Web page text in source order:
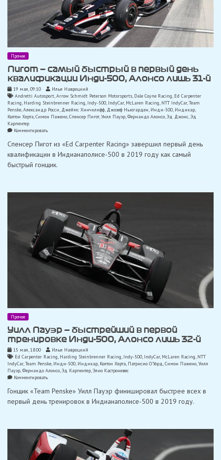
Прочее
Пигот — самый быстрый в первый день
квалификации Инди-500, Алонсо лишь 31-й
19 мая, 09:10
Илья Навроцкий
Andretti Autosport,Arrow Schmidt Peterson Motorsports, Dale Coyne Racing, Ed Carpenter
Racing, Harding Steinbrenner Racing, Indy-500, IndyCar, McLaren Racing, NTT IndyCar,Team
Penske,Александр Росси, Джеймс Хинчклифф, Джозеф Ньюгарден, Инди-500, Индикар
Колтон Херта,Симон Пажено,Спенсер Пигот,Уилл Пауэр,Фернандо Алонсо,Эд Джонс,Эд
Карпентер
Комментироватьon
—
самый
быстрый
в
Инди-500,
31-
й
Спенсер Пигот из «Ed Carpenter Racing» завершил первый день
квалификации в Индианаполисе-500 в 2019 году как самый
быстрый гонщик.
Прочее
Уилл Пауэр — быстрейший в первой
тренировке Инди-500, Алонсо лишь 32-й
15 мая, 18:00
Илья Навроцкий
Ed Carpenter Racing, Harding Steinbrenner Racing, Indy-500, IndyCar, McLaren Racing, NTT
IndyCar,Team Penske, Инди-500, Индикар, Колтон Херта, Патрисио О'Уорд,Симон Пажено,Уилл
Пауэр,Фернандо Алонсо,Эд Карпентер,Элио Кастроневес
Комментироватьon
Пауэр
быстрейший
Инди-500,
Алонсо
лишь
32-
Гонщик «Team Penske» Уилл Пауэр финишировал быстрее всех в
первый день тренировок в Индианаполисе-500 в 2019 году.